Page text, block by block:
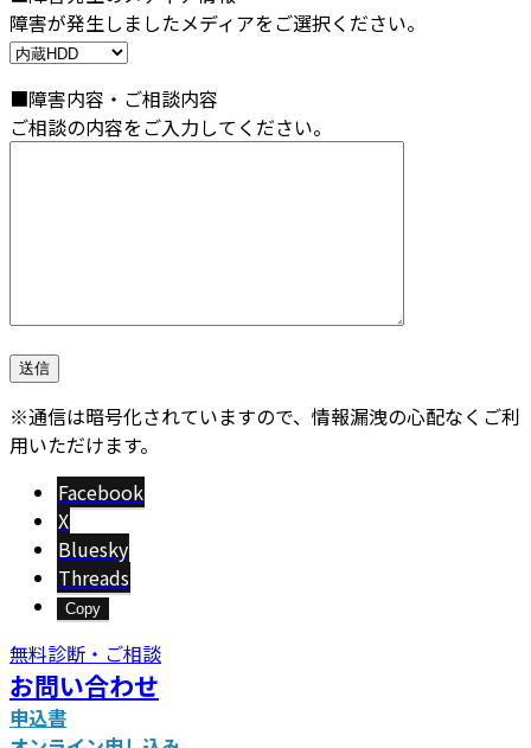
障害が発生しましたメディアをご選択ください。
■障害内容・ご相談内容
ご相談の内容をご入力してください。
※通信は暗号化されていますので、情報漏洩の心配なくご利
用いただけます。
Facebook
X
Bluesky
Threads
Copy
無料診断・ご相談
お問い合わせ
申込書